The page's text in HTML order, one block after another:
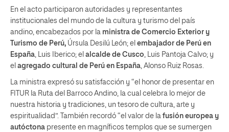
En el acto participaron autoridades y representantes
institucionales del mundo de la cultura y turismo del país
andino, encabezados por la ministra de Comercio Exterior y
Turismo de Perú, Úrsula Desilú León; el embajador de Perú en
España, Luis Iberico; el alcalde de Cusco, Luis Pantoja Calvo; y
el agregado cultural de Perú en España, Alonso Ruiz Rosas.
La ministra expresó su satisfacción y “el honor de presentar en
FITUR la Ruta del Barroco Andino, la cual celebra lo mejor de
nuestra historia y tradiciones, un tesoro de cultura, arte y
espiritualidad”. También recordó “el valor de la fusión europea y
autóctona presente en magníficos templos que se sumergen